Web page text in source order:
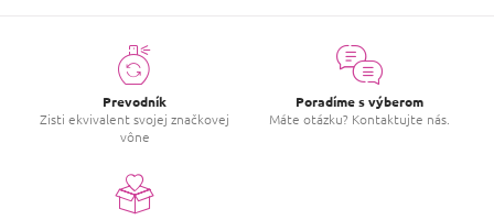
Prevodník
Zisti ekvivalent svojej značkovej
vône
Poradíme s výberom
Máte otázku? Kontaktujte nás.